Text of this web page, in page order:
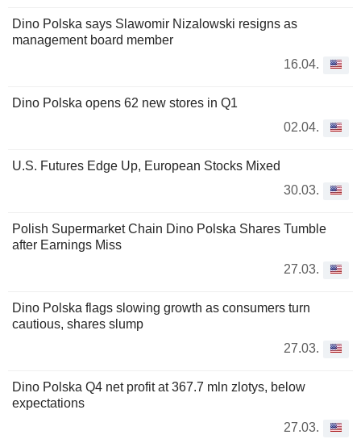
Dino Polska says Slawomir Nizalowski resigns as
management board member
16.04.
Dino Polska opens 62 new stores in Q1
02.04.
U.S. Futures Edge Up, European Stocks Mixed
30.03.
Polish Supermarket Chain Dino Polska Shares Tumble
after Earnings Miss
27.03.
Dino Polska flags slowing growth as consumers turn
cautious, shares slump
27.03.
Dino Polska Q4 net profit at 367.7 mln zlotys, below
expectations
27.03.